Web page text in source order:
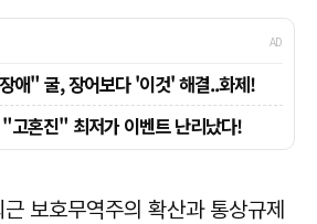
보호무역주의 확산과 통상규제